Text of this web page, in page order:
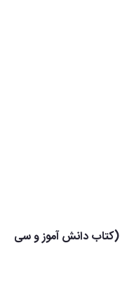
Cambridge IELTS 16 (Academic) (کتاب دانش آموز و سی